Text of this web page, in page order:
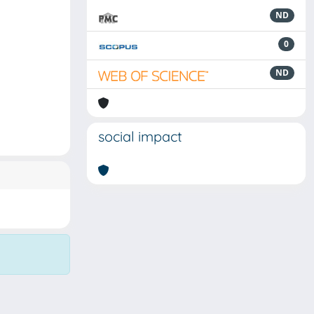
ND
0
ND
social impact